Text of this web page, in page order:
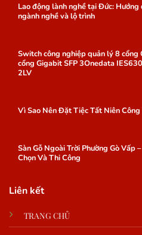
Lao động lành nghề tại Đức: Hướng
ngành nghề và lộ trình
Switch công nghiệp quản lý 8 cổng
cổng Gigabit SFP 3Onedata
2LV
Vì Sao Nên Đặt Tiệc Tất Niên Công
Sàn Gỗ Ngoài Trời Phường Gò Vấp
Chọn Và Thi Công
Liên kết
TRANG CHỦ